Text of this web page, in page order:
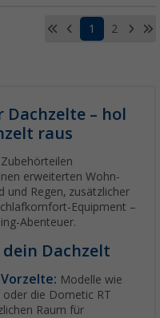
1 2
– hol
raus
erweiterten Wohn-
und Regen, zusätzlicher
Equipment –
Abenteuer.
Dachzelt
Modelle wie
oder die Dometic RT
Raum für